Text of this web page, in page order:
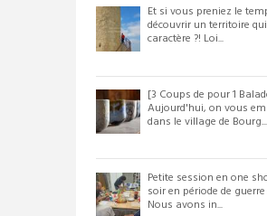
Et si vous preniez le
découvrir un territoire
caractère ?! Loi...
[3 Coups de pour 1
Aujourd'hui, on vous
dans le village de Bourg...
Petite session en one
soir en période de
Nous avons in...